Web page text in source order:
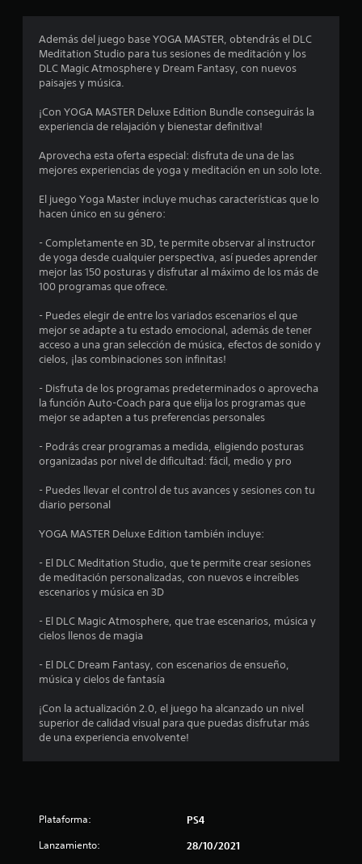
e
s
r
l
l
a
s
e
c
i
n
c
e
t
e
a
Además del juego base YOGA MASTER, obtendrás el DLC
Meditation Studio para tus sesiones de meditación y los
DLC Magic Atmosphere y Dream Fantasy, con nuevos
paisajes y música.
¡Con YOGA MASTER Deluxe Edition Bundle conseguirás la
experiencia de relajación y bienestar definitiva!
Aprovecha esta oferta especial: disfruta de una de las
mejores experiencias de yoga y meditación en un solo lote.
El juego Yoga Master incluye muchas características que lo
hacen único en su género:
- Completamente en 3D, te permite observar al instructor
de yoga desde cualquier perspectiva, así puedes aprender
mejor las 150 posturas y disfrutar al máximo de los más de
100 programas que ofrece.
- Puedes elegir de entre los variados escenarios el que
mejor se adapte a tu estado emocional, además de tener
acceso a una gran selección de música, efectos de sonido y
cielos, ¡las combinaciones son infinitas!
- Disfruta de los programas predeterminados o aprovecha
la función Auto-Coach para que elija los programas que
mejor se adapten a tus preferencias personales
- Podrás crear programas a medida, eligiendo posturas
organizadas por nivel de dificultad: fácil, medio y pro
- Puedes llevar el control de tus avances y sesiones con tu
diario personal
YOGA MASTER Deluxe Edition también incluye:
- El DLC Meditation Studio, que te permite crear sesiones
de meditación personalizadas, con nuevos e increíbles
escenarios y música en 3D
- El DLC Magic Atmosphere, que trae escenarios, música y
cielos llenos de magia
- El DLC Dream Fantasy, con escenarios de ensueño,
música y cielos de fantasía
¡Con la actualización 2.0, el juego ha alcanzado un nivel
superior de calidad visual para que puedas disfrutar más
de una experiencia envolvente!
Plataforma: PS4
Lanzamiento: 28/10/2021